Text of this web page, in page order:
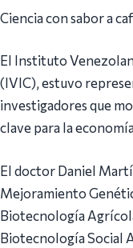
Ciencia con sabor a
El Instituto
(IVIC), estuvo
investigadores que
clave para la
El doctor Daniel
Mejoramiento
Biotecnología
Biotecnología Social